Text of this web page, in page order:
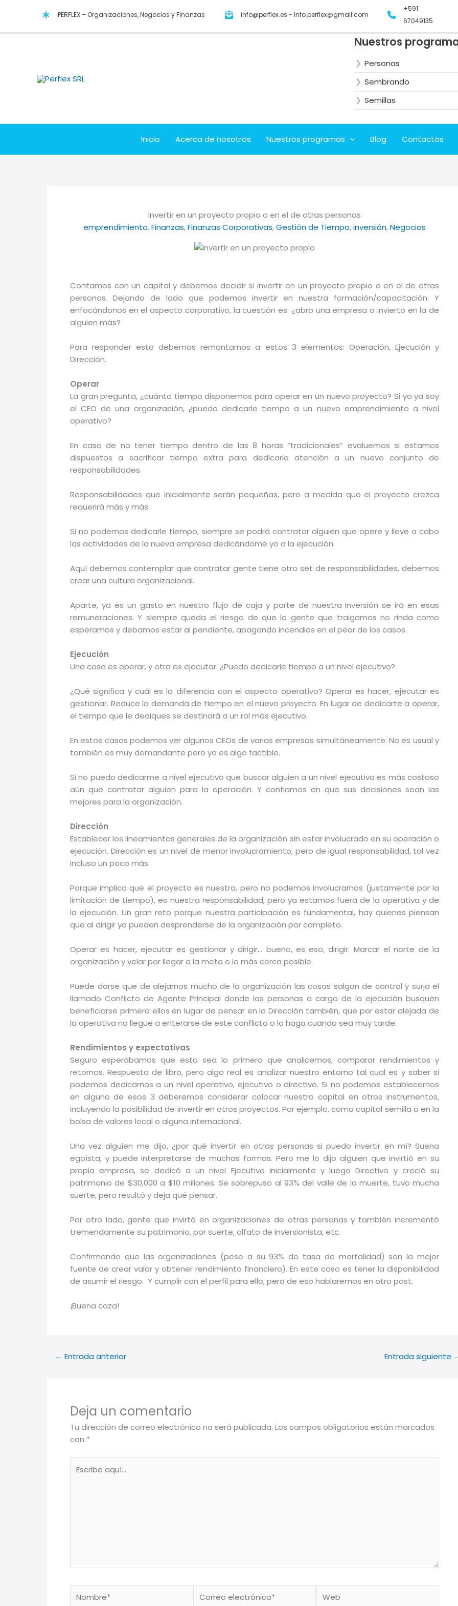
contenido
PERFLEX – Organizaciones, Negocios y Finanzas info@perflex.es - info.perflex@gmail.com
+591
67049135
Nuestros
Personas
Sembrando
Semillas
Inicio Acerca de nosotros Nuestros programas Blog Contactos
Invertir en un proyecto propio o en el de otras personas
emprendimiento, Finanzas, Finanzas Corporativas, Gestión de Tiempo, inversión, Negocios
Contamos con un capital y debemos decidir si invertir en un proyecto propio o en el de otras
personas. Dejando de lado que podemos invertir en nuestra formación/capacitación. Y
enfocándonos en el aspecto corporativo, la cuestión es: ¿abro una empresa o invierto en la de
alguien más?
Para responder esto debemos remontarnos a estos 3 elementos: Operación, Ejecución y
Dirección.
Operar
La gran pregunta, ¿cuánto tiempo disponemos para operar en un nuevo proyecto? Si yo ya soy
el CEO de una organización, ¿puedo dedicarle tiempo a un nuevo emprendimiento a nivel
operativo?
En caso de no tener tiempo dentro de las 8 horas “tradicionales” evaluemos si estamos
dispuestos a sacrificar tiempo extra para dedicarle atención a un nuevo conjunto de
responsabilidades.
Responsabilidades que inicialmente serán pequeñas, pero a medida que el proyecto crezca
requerirá más y más.
Si no podemos dedicarle tiempo, siempre se podrá contratar alguien que opere y lleve a cabo
las actividades de la nueva empresa dedicándome yo a la ejecución.
Aquí debemos contemplar que contratar gente tiene otro set de responsabilidades, debemos
crear una cultura organizacional.
Aparte, ya es un gasto en nuestro flujo de caja y parte de nuestra inversión se irá en esas
remuneraciones. Y siempre queda el riesgo de que la gente que traigamos no rinda como
esperamos y debamos estar al pendiente, apagando incendios en el peor de los casos.
Ejecución
Una cosa es operar, y otra es ejecutar. ¿Puedo dedicarle tiempo a un nivel ejecutivo?
¿Qué significa y cuál es la diferencia con el aspecto operativo? Operar es hacer, ejecutar es
gestionar. Reduce la demanda de tiempo en el nuevo proyecto. En lugar de dedicarte a operar,
el tiempo que le dediques se destinará a un rol más ejecutivo.
En estos casos podemos ver algunos CEOs de varias empresas simultáneamente. No es usual y
también es muy demandante pero ya es algo factible.
Si no puedo dedicarme a nivel ejecutivo que buscar alguien a un nivel ejecutivo es más costoso
aún que contratar alguien para la operación. Y confiamos en que sus decisiones sean las
mejores para la organización.
Dirección
Establecer los lineamientos generales de la organización sin estar involucrado en su operación o
ejecución. Dirección es un nivel de menor involucramiento, pero de igual responsabilidad, tal vez
incluso un poco más.
Porque implica que el proyecto es nuestro, pero no podemos involucrarnos (justamente por la
limitación de tiempo), es nuestra responsabilidad, pero ya estamos fuera de la operativa y de
la ejecución. Un gran reto porque nuestra participación es fundamental, hay quienes piensan
que al dirigir ya pueden desprenderse de la organización por completo.
Operar es hacer, ejecutar es gestionar y dirigir… bueno, es eso, dirigir. Marcar el norte de la
organización y velar por llegar a la meta o lo más cerca posible.
Puede darse que de alejarnos mucho de la organización las cosas salgan de control y surja el
llamado Conflicto de Agente Principal donde las personas a cargo de la ejecución busquen
beneficiarse primero ellos en lugar de pensar en la Dirección también, que por estar alejada de
la operativa no llegue a enterarse de este conflicto o lo haga cuando sea muy tarde.
Rendimientos y expectativas
Seguro esperábamos que esto sea lo primero que analicemos, comparar rendimientos y
retornos. Respuesta de libro, pero algo real es analizar nuestro entorno tal cual es y saber si
podemos dedicarnos a un nivel operativo, ejecutivo o directivo. Si no podemos establecernos
en alguno de esos 3 deberemos considerar colocar nuestro capital en otros instrumentos,
incluyendo la posibilidad de invertir en otros proyectos. Por ejemplo, como capital semilla o en la
bolsa de valores local o alguna internacional.
Una vez alguien me dijo, ¿por qué invertir en otras personas si puedo invertir en mí? Suena
egoísta, y puede interpretarse de muchas formas. Pero me lo dijo alguien que invirtió en su
propia empresa, se dedicó a un nivel Ejecutivo inicialmente y luego Directivo y creció su
patrimonio de $30,000 a $10 millones. Se sobrepuso al 93% del valle de la muerte, tuvo mucha
suerte, pero resultó y deja qué pensar.
Por otro lado, gente que invirtó en organizaciones de otras personas y también incrementó
tremendamente su patrimonio, por suerte, olfato de inversionista, etc.
Confirmando que las organizaciones (pese a su 93% de tasa de mortalidad) son la mejor
fuente de crear valor y obtener rendimiento financiero). En este caso es tener la disponibilidad
de asumir el riesgo. Y cumplir con el perfil para ello, pero de eso hablaremos en otro post.
¡Buena caza!
← Entrada anterior Entrada siguiente
Deja un comentario
Tu dirección de correo electrónico no será publicada. Los campos obligatorios están marcados
con *
aquí...
electrónico*